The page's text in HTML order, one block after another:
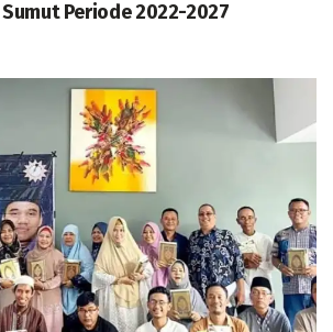
Sumut Periode 2022-2027